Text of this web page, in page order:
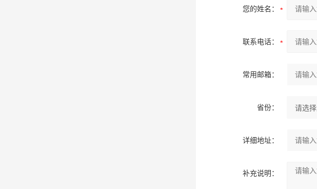
您的姓名：
联系电话：
常用邮箱：
省份：
详细地址：
补充说明：